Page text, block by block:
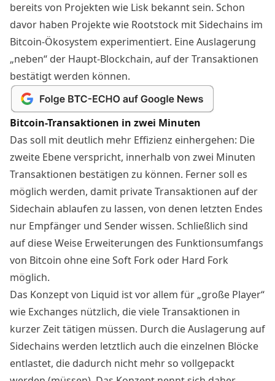
bereits von Projekten wie Lisk bekannt sein. Schon
davor haben Projekte wie Rootstock mitSidechains im
Bitcoin-Ökosystem experimentiert. Eine Auslagerung
„neben“ der Haupt-Blockchain, auf der Transaktionen
bestätigt werden können.
Bitcoin-Transaktionen in zwei Minuten
Das soll mit deutlich mehr Effizienz einhergehen: Die
zweite Ebene verspricht, innerhalb von zwei Minuten
Transaktionen bestätigen zu können. Ferner soll es
möglich werden, damit private Transaktionen auf der
Sidechain ablaufen zu lassen, von denen letzten Endes
nur Empfänger und Sender wissen. Schließlich sind
auf diese Weise Erweiterungen des Funktionsumfangs
von Bitcoin ohne eine Soft Fork oder Hard Fork
möglich.
Das Konzept von Liquid ist vor allem für „große Player“
wie Exchanges nützlich, die viele Transaktionen in
kurzer Zeit tätigen müssen. Durch die Auslagerung auf
Sidechains werden letztlich auch die einzelnen Blöcke
entlastet, die dadurch nicht mehr so vollgepackt